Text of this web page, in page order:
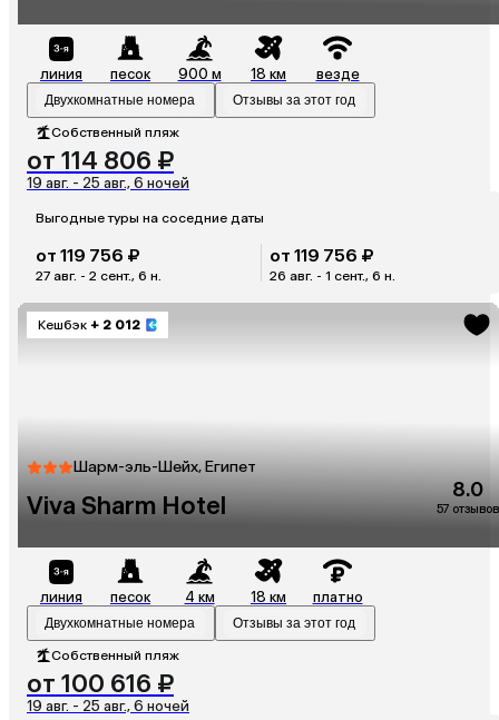
линия песок 900 м 18 км везде
Двухкомнатные номера Отзывы за этот год
Собственный пляж
от 114 806 ₽
19 авг. - 25 авг., 6 ночей
Выгодные туры на соседние даты
от 119 756 ₽
27 авг. - 2 сент., 6 н.
от 119 756 ₽
26 авг. - 1 сент., 6 н.
Кешбэк + 2 012
Шарм-эль-Шейх, Египет
Viva Sharm Hotel
8.0
57 отзывов
линия песок 4 км 18 км платно
Двухкомнатные номера Отзывы за этот год
Собственный пляж
от 100 616 ₽
19 авг. - 25 авг., 6 ночей